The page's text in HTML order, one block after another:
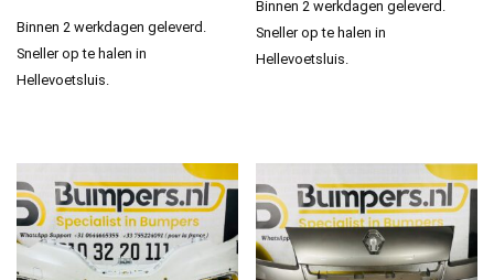
Binnen 2 werkdagen geleverd.
Sneller op te halen in
Hellevoetsluis.
Binnen 2 werkdagen geleverd.
Sneller op te halen in
Hellevoetsluis.